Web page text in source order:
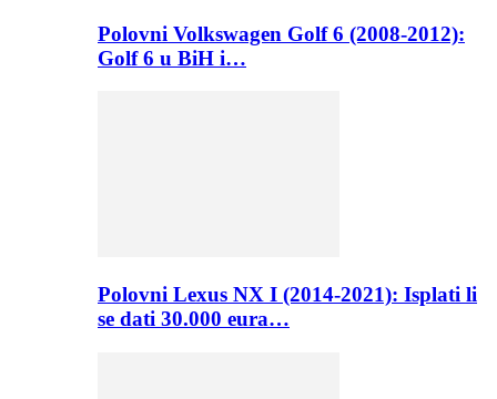
Polovni Volkswagen Golf 6 (2008-2012):
Golf 6 u BiH i…
Polovni Lexus NX I (2014-2021): Isplati li
se dati 30.000 eura…